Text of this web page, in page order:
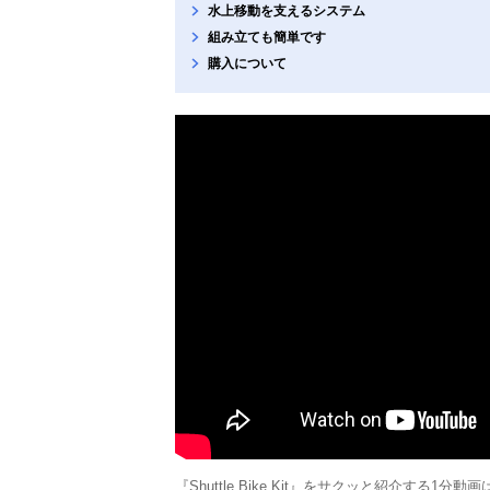
水上移動を支えるシステム
組み立ても簡単です
購入について
『Shuttle Bike Kit』をサクッと紹介する1分動画